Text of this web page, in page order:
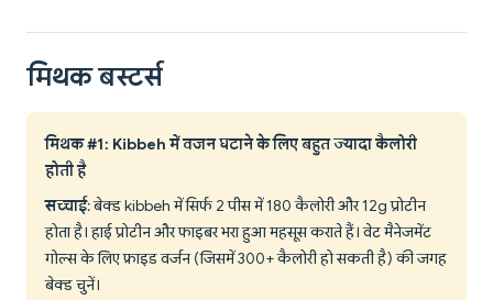
मिथक बस्टर्स
मिथक #1: Kibbeh में वजन घटाने के लिए बहुत ज्यादा कैलोरी
होती है
सच्चाई: बेक्ड kibbeh में सिर्फ 2 पीस में 180 कैलोरी और 12g प्रोटीन
होता है। हाई प्रोटीन और फाइबर भरा हुआ महसूस कराते हैं। वेट मैनेजमेंट
गोल्स के लिए फ्राइड वर्जन (जिसमें 300+ कैलोरी हो सकती है) की जगह
बेक्ड चुनें।